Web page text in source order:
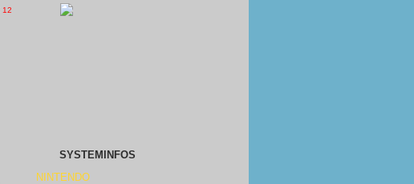
SYSTEMINFOS
NINTENDO